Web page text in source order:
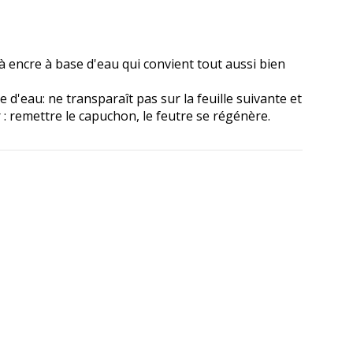
encre à base d'eau qui convient tout aussi bien
d'eau: ne transparaît pas sur la feuille suivante et
remettre le capuchon, le feutre se régénère.